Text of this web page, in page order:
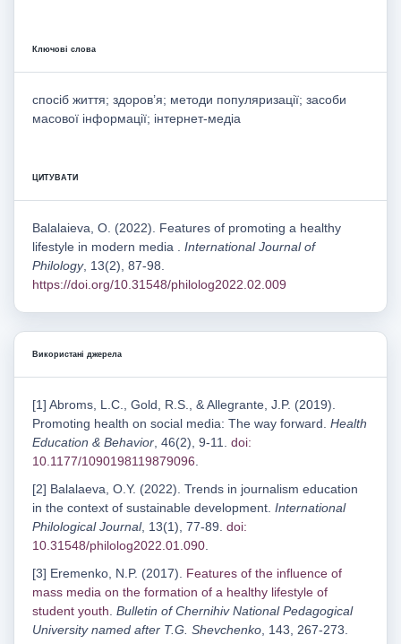
Ключові слова
спосіб життя; здоров’я; методи популяризації; засоби
масової інформації; інтернет-медіа
ЦИТУВАТИ
Balalaieva, O. (2022). Features of promoting a healthy
lifestyle in modern media . International Journal of
Philology, 13(2), 87-98.
https://doi.org/10.31548/philolog2022.02.009
Використані джерела
[1] Abroms, L.C., Gold, R.S., & Allegrante, J.P. (2019).
Promoting health on social media: The way forward. Health
Education & Behavior, 46(2), 9-11. doi:
10.1177/1090198119879096.
[2] Balalaeva, O.Y. (2022). Trends in journalism education
in the context of sustainable development. International
Philological Journal, 13(1), 77-89. doi:
10.31548/philolog2022.01.090.
[3] Eremenko, N.P. (2017). Features of the influence of
mass media on the formation of a healthy lifestyle of
student youth. Bulletin of Chernihiv National Pedagogical
University named after T.G. Shevchenko, 143, 267-273.